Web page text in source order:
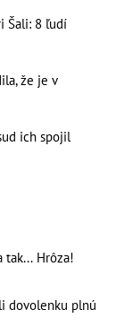
Šali: 8 ľudí
že je v
ich spojil
tak... Hrôza!
dovolenku plnú